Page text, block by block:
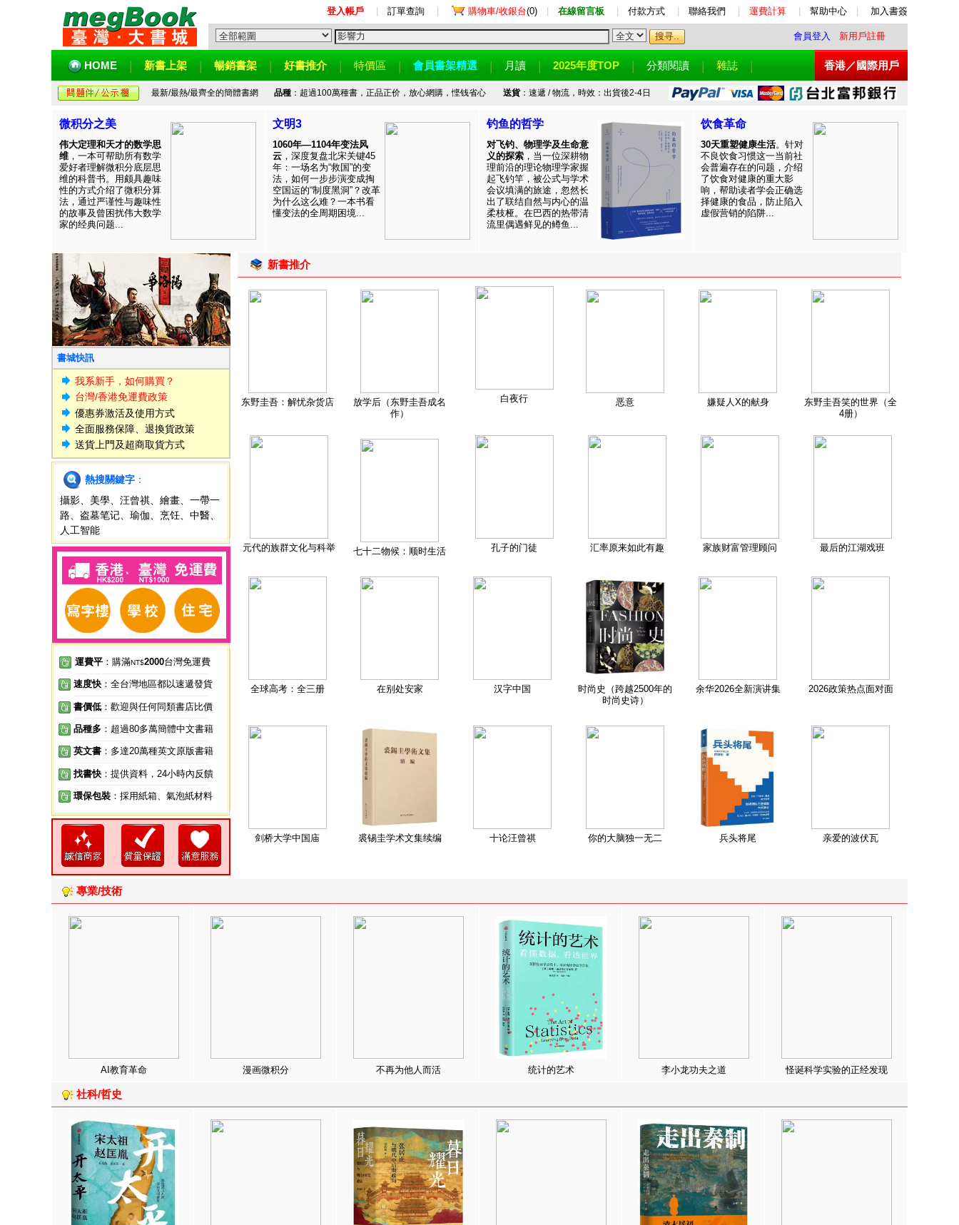
登入帳戶 訂單查詢 購物車/收銀台(0) 在線留言板 付款方式 聯絡我們 運費計算 幫助中心 加入書簽
會員登入 新用戶註冊
HOME 新書上架 暢銷書架 好書推介 特價區 會員書架精選 月讀 2025年度TOP 分類閱讀 雜誌 香港／國際用戶
最新/最熱/最齊全的簡體書網 品種：超過100萬種書，正品正价，放心網購，悭钱省心 送貨：速遞 / 物流，時效：出貨後2-4日
微积分之美
伟大定理和天才的数学思
维 ，一本可帮助所有数学
爱好者理解微积分底层思
维的科普书。用颇具趣味
性的方式介绍了微积分算
法，通过严谨性与趣味性
的故事及曾困扰伟大数学
家的经典问题...
文明3
1060年—1104年变法风
云 ，深度复盘北宋关键45
年：一场名为“救国”的变
法，如何一步步演变成掏
空国运的“制度黑洞”？改革
为什么这么难？一本书看
懂变法的全周期困境...
钓鱼的哲学
对飞钓、物理学及生命意
义的探索 ，当一位深耕物
理前沿的理论物理学家握
起飞钓竿，被公式与学术
会议填满的旅途，忽然长
出了联结自然与内心的温
柔枝桠。在巴西的热带清
流里偶遇鲜见的鳟鱼...
饮食革命
30天重塑健康生活。针对
不良饮食习惯这一当前社
会普遍存在的问题，介绍
了饮食对健康的重大影
响，帮助读者学会正确选
择健康的食品，防止陷入
虚假营销的陷阱...
書城快訊
我系新手，如何購買？
台灣/香港免運費政策
優惠券激活及使用方式
全面服務保障、退換貨政策
送貨上門及超商取貨方式
熱搜關鍵字 ：
攝影
美學 汪曾祺 繪畫
一帶一
路
盗墓笔记 瑜伽 烹饪 中醫
人工智能
運費平 ：購滿NT$2000台灣免運費
速度快 ：全台灣地區都以速遞發貨
書價低 ：歡迎與任何同類書店比價
品種多 ：超過80多萬簡體中文書籍
英文書 ：多達20萬種英文原版書籍
找書快 ：提供資料，24小時內反饋
環保包裝 ：採用紙箱、氣泡紙材料
新書推介
东野圭吾：解忧杂货店
放学后（东野圭吾成名
作）
白夜行 恶意 嫌疑人X的献身
东野圭吾笑的世界（全
4册）
元代的族群文化与科举 七十二物候：顺时生活 孔子的门徒 汇率原来如此有趣 家族财富管理顾问 最后的江湖戏班
全球高考：全三册 在别处安家 汉字中国
时尚史（跨越2500年的
时尚史诗）
余华2026全新演讲集 2026政策热点面对面
剑桥大学中国庙 裘锡圭学术文集续编 十论汪曾祺 你的大脑独一无二 兵头将尾 亲爱的波伏瓦
專業/技術
AI教育革命 漫画微积分 不再为他人而活 统计的艺术 李小龙功夫之道 怪诞科学实验的正经发现
社科/哲史